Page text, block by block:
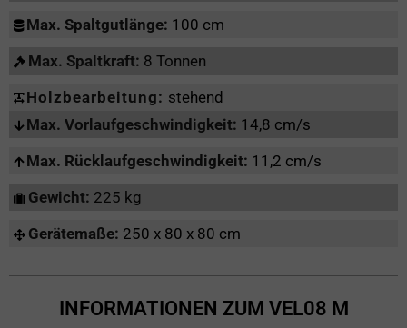
Max. Spaltgutlänge: 100 cm
Max. Spaltkraft: 8 Tonnen
Holzbearbeitung: stehend
Max. Vorlaufgeschwindigkeit: 14,8 cm/s
Max. Rücklaufgeschwindigkeit: 11,2 cm/s
Gewicht: 225 kg
Gerätemaße: 250 x 80 x 80 cm
INFORMATIONEN ZUM VEL08 M